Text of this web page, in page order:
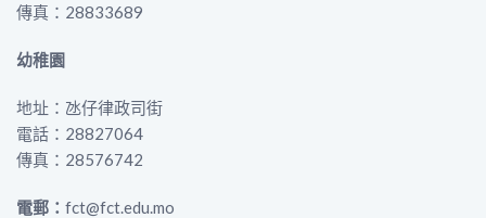
傳真：28833689
幼稚園
地址：氹仔律政司街
電話：28827064
傳真：28576742
電郵： fct@fct.edu.mo